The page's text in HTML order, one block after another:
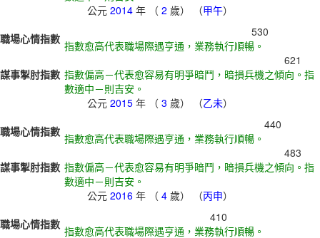
公元 2014 年 （ 2 歲） （甲午）
職場心情指數
530
指數愈高代表職場際遇亨通，業務執行順暢。
謀事掣肘指數
621
指數偏高－代表愈容易有明爭暗鬥，暗損兵機之傾向。指
數適中－則吉安。
公元 2015 年 （ 3 歲） （乙未）
職場心情指數
440
指數愈高代表職場際遇亨通，業務執行順暢。
謀事掣肘指數
483
指數偏高－代表愈容易有明爭暗鬥，暗損兵機之傾向。指
數適中－則吉安。
公元 2016 年 （ 4 歲） （丙申）
職場心情指數
410
指數愈高代表職場際遇亨通，業務執行順暢。